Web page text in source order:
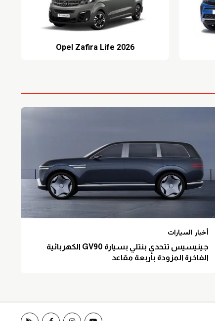
Opel Zafira Life 2026
أخبار السيارات
جينيسيس تتحدى بنتلي بسيارة GV90 الكهربائية
الفاخرة المزودة بأربعة مقاعد